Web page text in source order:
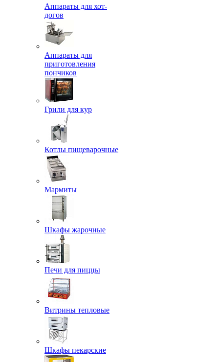
Аппараты для хот-
догов
Аппараты для
приготовления
пончиков
Грили для кур
Котлы пищеварочные
Мармиты
Шкафы жарочные
Печи для пиццы
Витрины тепловые
Шкафы пекарские